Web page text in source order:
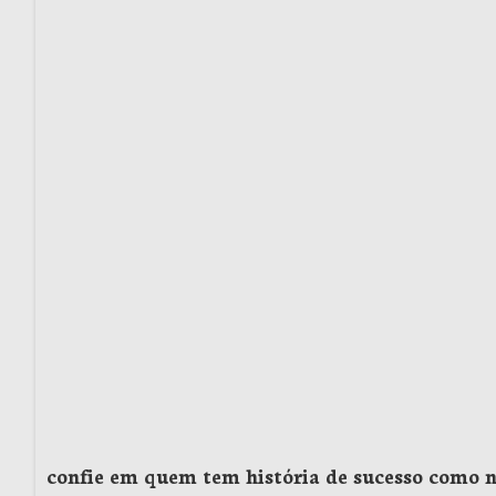
confie em quem tem história de sucesso como